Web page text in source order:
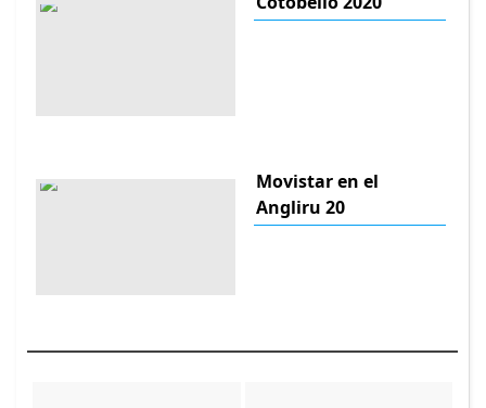
Movistar en el
Angliru 20